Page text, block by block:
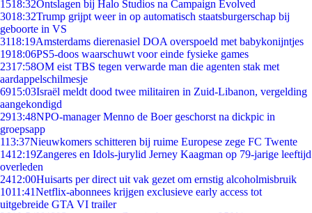
1518:32Ontslagen bij Halo Studios na Campaign Evolved
3018:32Trump grijpt weer in op automatisch staatsburgerschap bij
geboorte in VS
3118:19Amsterdams dierenasiel DOA overspoeld met babykonijntjes
1918:06PS5-doos waarschuwt voor einde fysieke games
2317:58OM eist TBS tegen verwarde man die agenten stak met
aardappelschilmesje
6915:03Israël meldt dood twee militairen in Zuid-Libanon, vergelding
aangekondigd
2913:48NPO-manager Menno de Boer geschorst na dickpic in
groepsapp
113:37Nieuwkomers schitteren bij ruime Europese zege FC Twente
1412:19Zangeres en Idols-jurylid Jerney Kaagman op 79-jarige leeftijd
overleden
2412:00Huisarts per direct uit vak gezet om ernstig alcoholmisbruik
1011:41Netflix-abonnees krijgen exclusieve early access tot
uitgebreide GTA VI trailer